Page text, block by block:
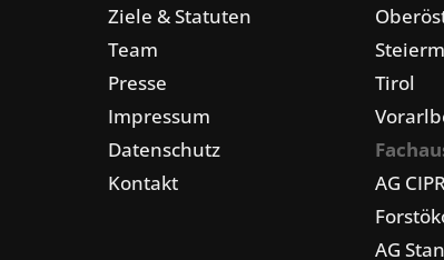
Ziele & Statuten
Team
Presse
Impressum
Datenschutz
Kontakt
Tirol
AG
AG